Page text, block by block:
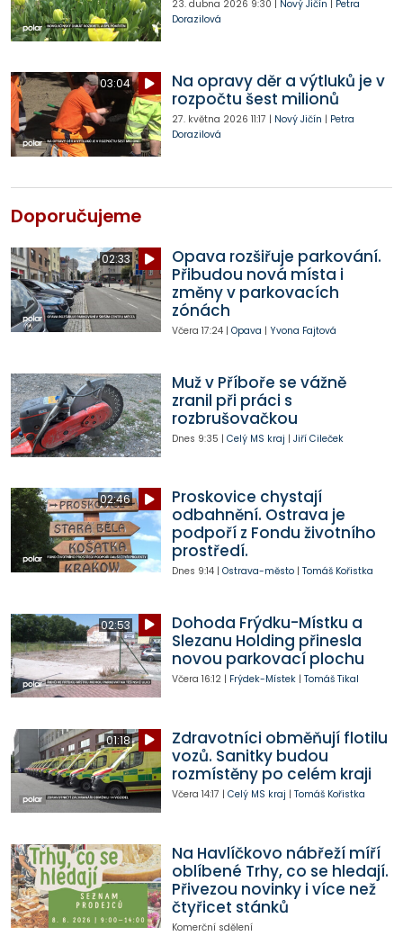
23. dubna 2026 9:30 Nový Jičín
Petra
Dorazilová
03:04
Na opravy děr a výtluků je v
rozpočtu šest milionů
27. května 2026 11:17 | Nový Jičín | Petra
Dorazilová
Doporučujeme
02:33
Opava rozšiřuje parkování.
Přibudou nová místa i
změny v parkovacích
zónách
Včera 17:24| Opava | Yvona Fajtová
Muž v Příboře se vážně
zranil při práci s
rozbrušovačkou
Dnes 9:35 | Celý MS kraj | Jiří Cileček
02:46
Proskovice chystají
odbahnění. Ostrava je
podpoří z Fondu životního
prostředí.
Dnes 9:14| Ostrava-město| Tomáš Kořistka
02:53
Dohoda Frýdku-Místku a
Slezanu Holding přinesla
novou parkovací plochu
Včera 16:12| Frýdek-Místek| Tomáš Tikal
01:18
Zdravotníci obměňují flotilu
vozů. Sanitky budou
rozmístěny po celém kraji
Včera 14:17 | Celý MS kraj | Tomáš Kořistka
Na Havlíčkovo nábřeží míří
oblíbené Trhy, co se hledají.
Přivezou novinky i více než
čtyřicet stánků
Komerční sdělení